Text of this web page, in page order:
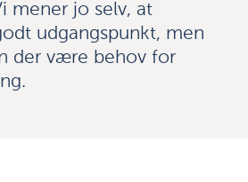
mener jo selv, at
udgangspunkt, men
der være behov for